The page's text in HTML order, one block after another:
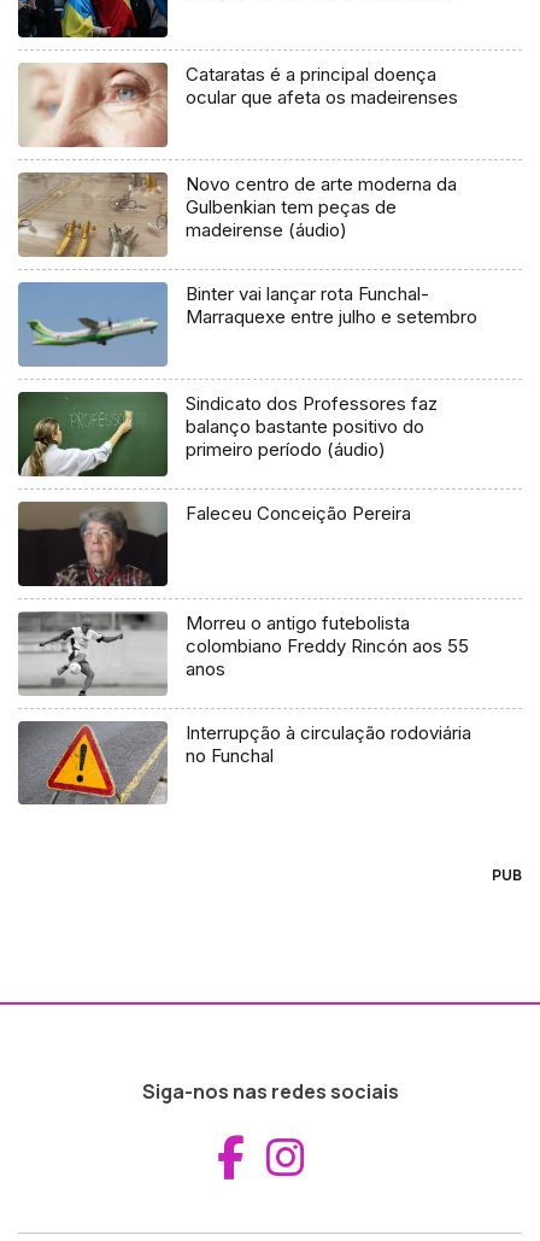
Cataratas é a principal doença
ocular que afeta os madeirenses
Novo centro de arte moderna da
Gulbenkian tem peças de
madeirense (áudio)
Binter vai lançar rota Funchal-
Marraquexe entre julho e setembro
Sindicato dos Professores faz
balanço bastante positivo do
primeiro período (áudio)
Faleceu Conceição Pereira
Morreu o antigo futebolista
colombiano Freddy Rincón aos 55
anos
Interrupção à circulação rodoviária
no Funchal
PUB
Siga-nos nas redes sociais
Aceder ao